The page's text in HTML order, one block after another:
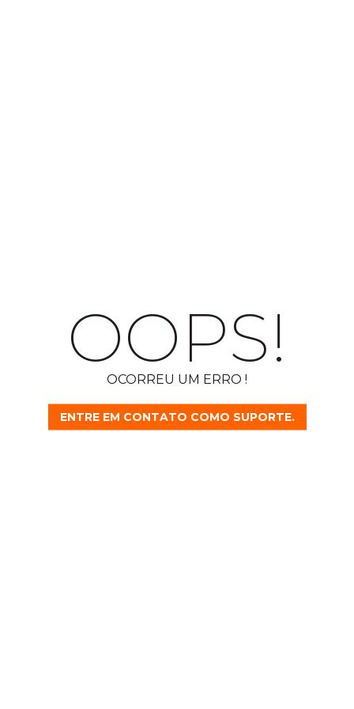
OOPS!
OCORREU UM ERRO !
ENTRE EM CONTATO COMO SUPORTE.